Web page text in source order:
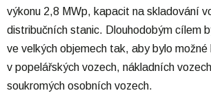
výkonu 2,8 MWp, kapacit na skladování
distribučních stanic. Dlouhodobým cílem
ve velkých objemech tak, aby bylo
v popelářských vozech, nákladních
soukromých osobních vozech.